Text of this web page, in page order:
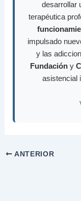
desarrollar
terapéutica
impulsado
y las
Fundación y
asistencial
ANTERIOR